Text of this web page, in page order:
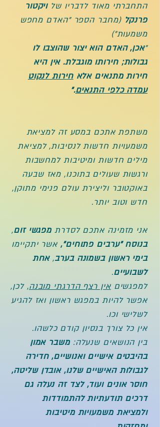
התחברתי מאוד לדבריו של ויקטור
פרנקל (מחבר הספר "האדם מחפש
משמעות")
"אכן, האדם הוא יצור שהוצבו לו
גבולות; חירותו מוגבלת. אין היא
חירות מתנאים אלאחירות לנקוט
עמדה כלפי התנאים."
משתפת אתכם במסע זה למציאת
משמעויות חדשות לנסיבות, למציאת
מילים חדשות ומיטיבות למחשבות
ורגשות שעולים בתוכנו, מאז שבעה
באוקטובר וליצירת עולם פנימי מתוקן,
חדש וטוב יותר.
אני מזמינה אתכם לסדרת מפגשי זום,
בנוסח "ערבים פתוחים",אשר יתקיימו
בימי ראשון בשמונה בערב,אחת
לשבועיים.
למפגשיםאין רצף הדרגתי מובנה, לכן,
אפשר להיות במפגש ראשון ואז להגיע
לשלישי וכו.
אין כל צורך בנסיון קודם כלשהו.
בין הנושאים שנעלה:משבר אמון
בהיבטים אישיים ואנושיים, חדירה
לגבולות האישיים שלנו, אובדן שליטה,
חוסר אונים ועוד, לצד זה נעלה גם
דרכים תודעתיות להתמודדות
ולמציאת משמעויות מיטיבות